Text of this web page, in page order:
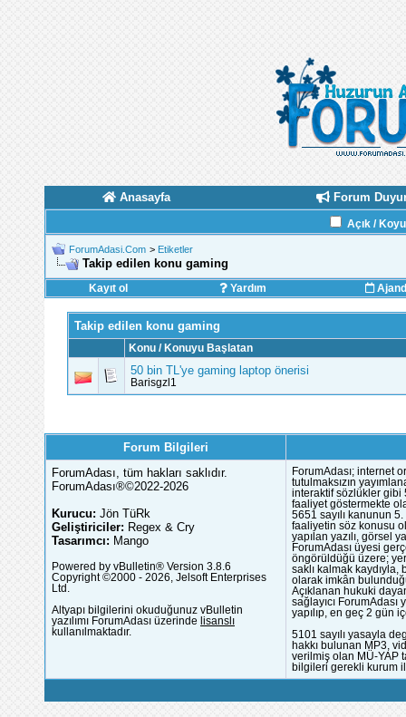
Anasayfa Forum
Açık /
ForumAdasi.Com > Etiketler
Takip edilen konu gaming
Kayıt ol Yardım
Takip edilen konu gaming
Konu / Konuyu Başlatan
50 bin TL'ye gaming laptop önerisi
Barisgzl1
Forum Bilgileri
ForumAdası, tüm hakları saklıdır.
ForumAdası®©2022-2026
Kurucu: Jön TüRk
Geliştiriciler: Regex & Cry
Tasarımcı: Mango
Powered by vBulletin® Version 3.8.6
Copyright ©2000 - 2026, Jelsoft Enterprises
Ltd.
Altyapı bilgilerini okuduğunuz vBulletin
yazılımı ForumAdası üzerinde lisanslı
kullanılmaktadır.
ForumAdası; internet
tutulmaksızın
interaktif sözlükler gibi
faaliyet göstermekte
5651 sayılı kanunun
faaliyetin söz konusu
yapılan yazılı, görsel
ForumAdası üyesi
öngörüldüğü üzere;
saklı kalmak
olarak imkân
Açıklanan hukuki
sağlayıcı
yapılıp, en geç 2 gün
5101 sayılı yasayla
hakkı bulunan MP3,
verilmiş olan MÜ-YAP
bilgileri gerekli kurum